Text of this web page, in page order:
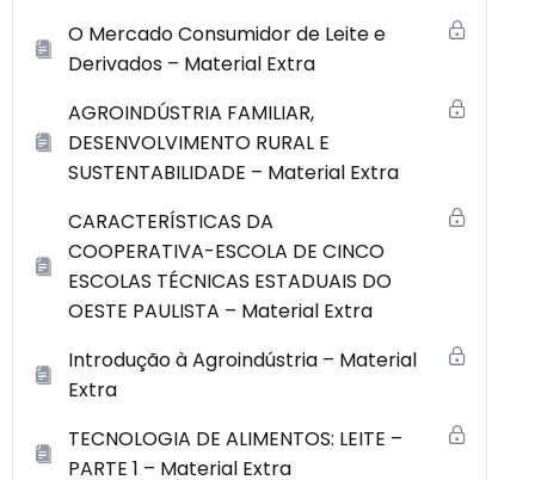
O Mercado Consumidor de Leite e
Derivados – Material Extra
AGROINDÚSTRIA FAMILIAR,
DESENVOLVIMENTO RURAL E
SUSTENTABILIDADE – Material Extra
CARACTERÍSTICAS DA
COOPERATIVA-ESCOLA DE CINCO
ESCOLAS TÉCNICAS ESTADUAIS DO
OESTE PAULISTA – Material Extra
Introdução à Agroindústria – Material
Extra
TECNOLOGIA DE ALIMENTOS: LEITE –
PARTE 1 – Material Extra